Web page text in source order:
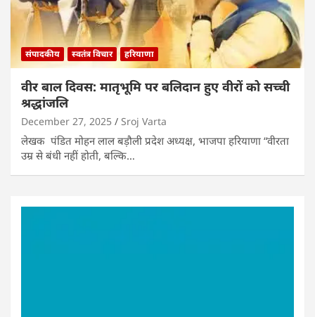
संपादकीय स्वतंत्र विचार हरियाणा
वीर बाल दिवस: मातृभूमि पर बलिदान हुए वीरों को सच्ची
श्रद्धांजलि
December 27, 2025 Sroj Varta
लेखक पंडित मोहन लाल बड़ौली प्रदेश अध्यक्ष, भाजपा हरियाणा “वीरता
उम्र से बंधी नहीं होती, बल्कि…